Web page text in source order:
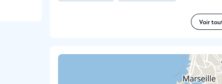
Voir